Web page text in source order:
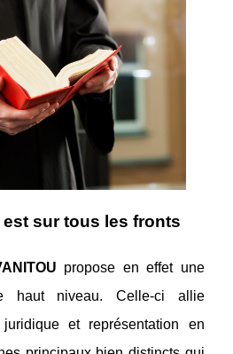
sur tous les fronts
propose en effet une
haut niveau. Celle-ci allie
et représentation en